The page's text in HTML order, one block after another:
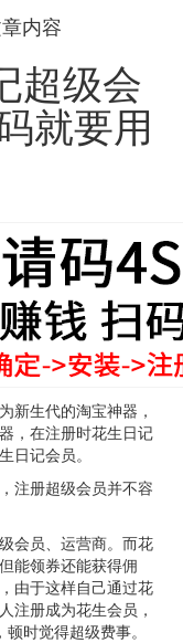
内容
超级会
就要用
新生代的淘宝神器，
，在注册时花生日记
日记会员。
注册超级会员并不容
会员、运营商。而花
能领券还能获得佣
由于这样自己通过花
注册成为花生会员，
时觉得超级费事。